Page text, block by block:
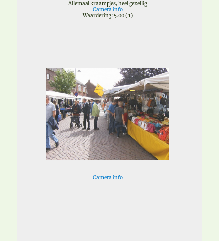
Allemaal kraampjes, heel gezellig
Camera info
Waardering: 5.00 ( 1 )
Camera info